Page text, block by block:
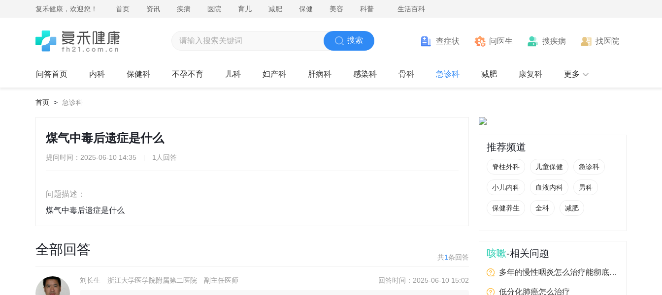
复禾健康，欢迎您！ 首页 资讯 疾病 医院 育儿 减肥 保健 美容 科普 生活百科
搜索 找医院
搜疾病
问医生
查症状
问答首页 内科 保健科 不孕不育 儿科 妇产科 肝病科 感染科 骨科 急诊科 减肥 康复科 更多
首页 > 急诊科
煤气中毒后遗症是什么
提问时间：2025-06-10 14:35 1人回答
问题描述：
煤气中毒后遗症是什么
全部回答 共1 条回答
刘长生 浙江大学医学院附属第二医院 副主任医师 回答时间：2025-06-10 15:02
推荐频道
脊柱外科 儿童保健 急诊科
小儿内科 血液内科 男科
保健养生 全科 减肥
咳嗽-相关问题
多年的慢性咽炎怎么治疗能彻底摆脱
低分化肺癌怎么治疗